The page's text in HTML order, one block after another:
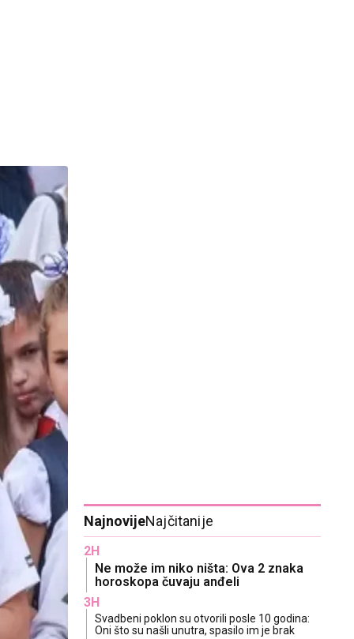
NajnovijeNajčitanije
2H
Ne može im niko ništa: Ova 2 znaka
horoskopa čuvaju anđeli
3H
Svadbeni poklon su otvorili posle 10 godina:
Oni što su našli unutra, spasilo im je brak